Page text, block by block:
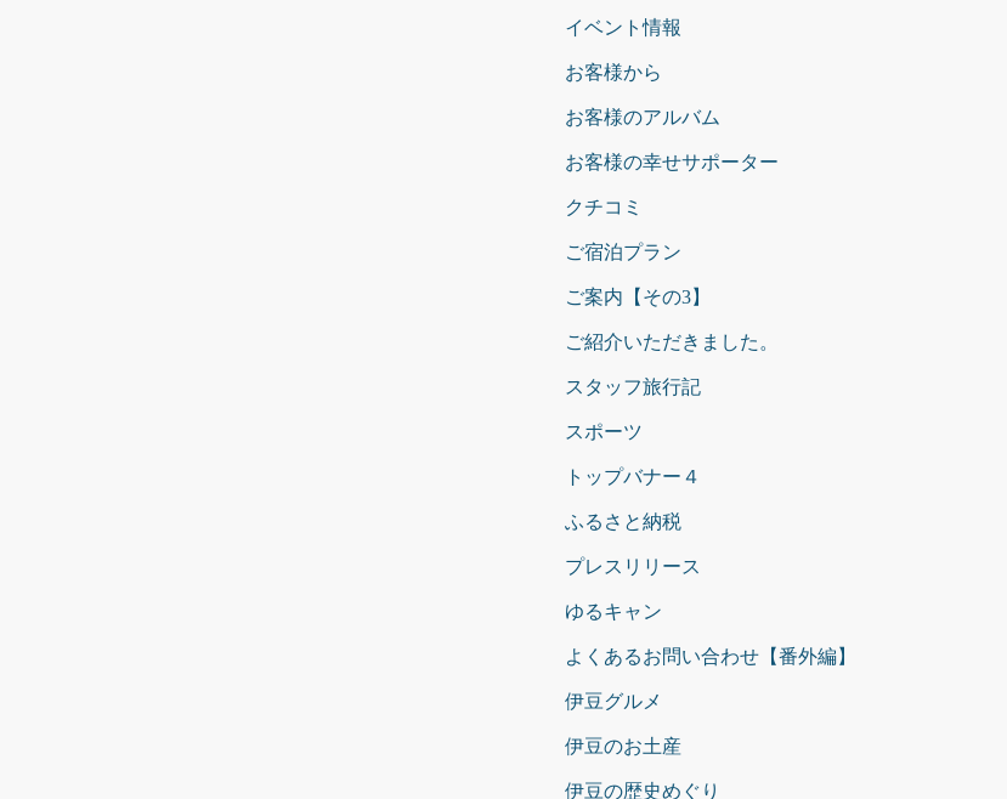
イベント情報
お客様から
お客様のアルバム
お客様の幸せサポーター
クチコミ
ご宿泊プラン
ご案内【その3】
ご紹介いただきました。
スタッフ旅行記
スポーツ
トップバナー４
ふるさと納税
プレスリリース
ゆるキャン
よくあるお問い合わせ【番外編】
伊豆グルメ
伊豆のお土産
伊豆の歴史めぐり